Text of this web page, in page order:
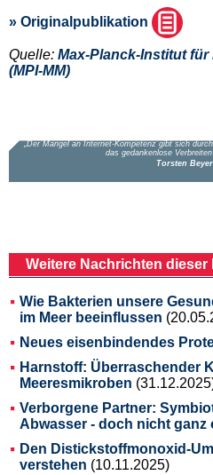
» Originalpublikation
Quelle: Max-Planck-Institut
(MPI-MM)
Weitere Nachrichten dieser
Wie Bakterien unsere
im Meer beeinflussen
Neues eisenbindendes
Harnstoff: Überraschender
Meeresmikroben
Verborgene Partner:
Abwasser - doch nicht ganz
Den Distickstoffmonoxid-
verstehen (10.11.2025)